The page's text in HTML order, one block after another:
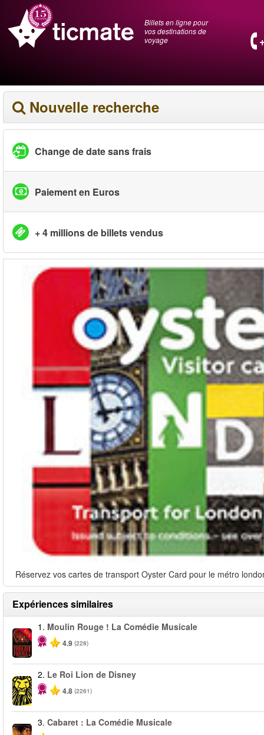
Billets en ligne pour
vos destinations de
voyage
Nouvelle recherche
Change de date sans frais
Paiement en Euros
+ 4 millions de billets vendus
Réservez vos cartes de transport Oyster Card pour le métro
Expériences similaires
-50%
1. Moulin Rouge ! La Comédie Musicale
4.9 (228)
2. Le Roi Lion de Disney
4.8 (2261)
3. Cabaret : La Comédie Musicale